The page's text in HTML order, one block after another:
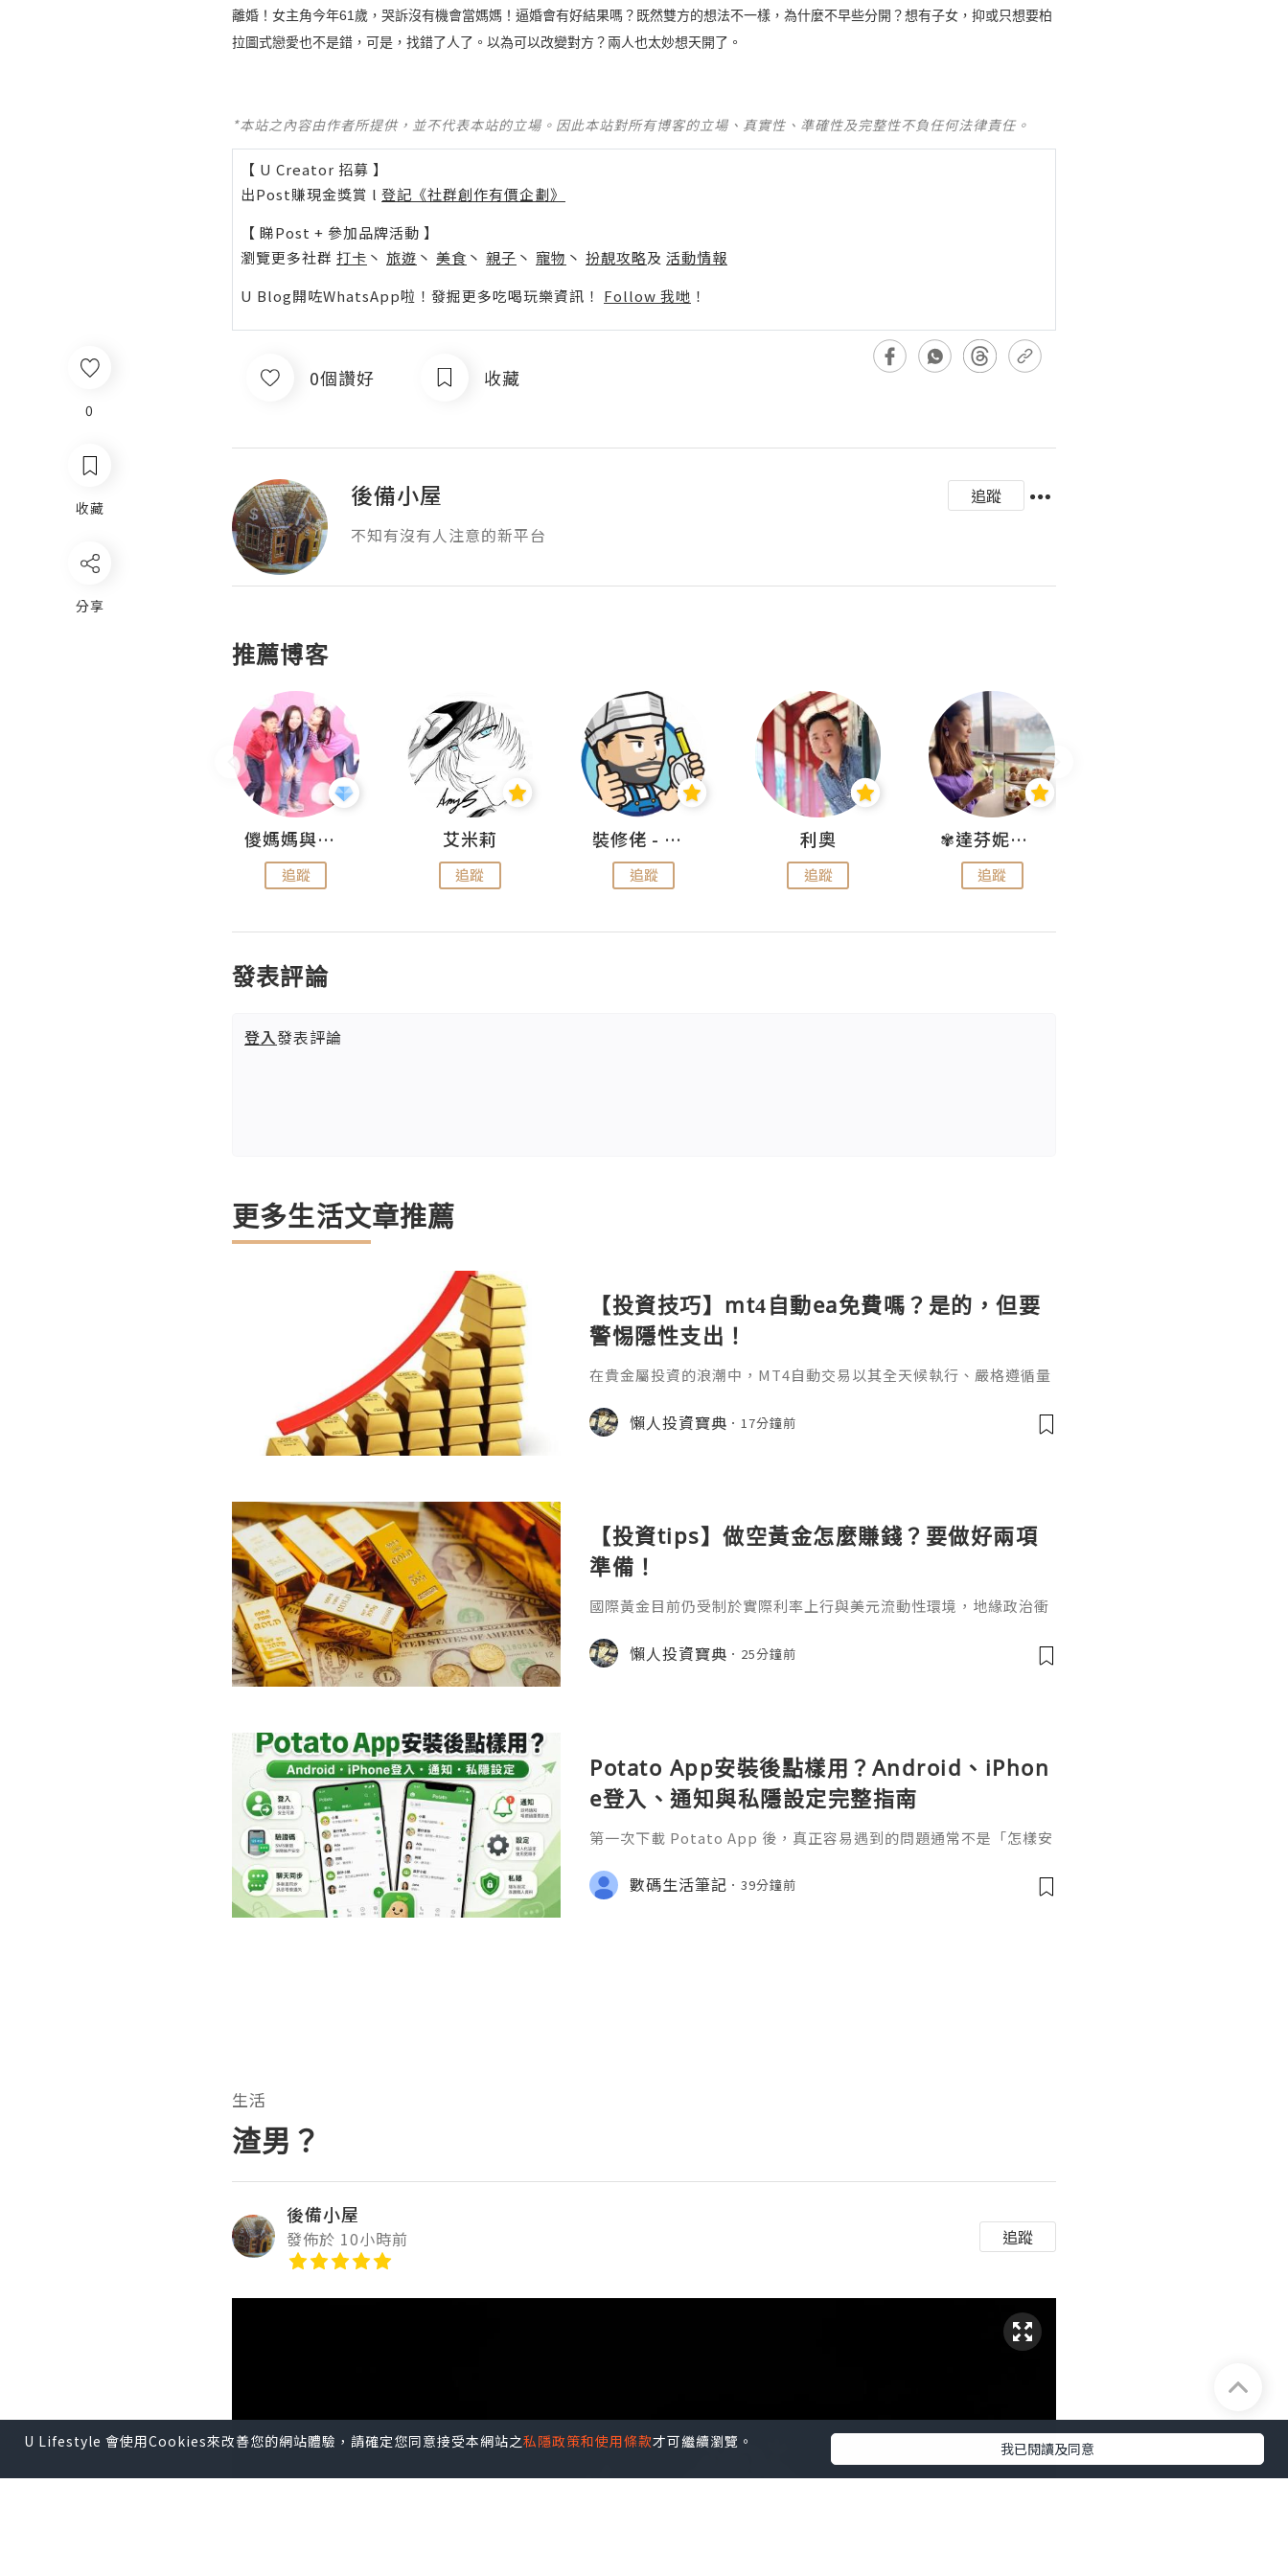
0
收藏
分享
離婚！女主角今年61歲，哭訴沒有機會當媽媽！逼婚會有好結果嗎？既然雙方的想法不一樣，為什麼不早些分開？想有子女，抑或只想要柏
拉圖式戀愛也不是錯，可是，找錯了人了。以為可以改變對方？兩人也太妙想天開了。
*本站之內容由作者所提供，並不代表本站的立場。因此本站對所有博客的立場、真實性、準確性及完整性不負任何法律責任。
【 U Creator 招募 】
出Post賺現金獎賞 l 登記《社群創作有價企劃》
【 睇Post + 參加品牌活動 】
瀏覽更多社群 打卡 丶 旅遊 丶 美食 丶 親子 丶 寵物 丶 扮靚攻略及 活動情報
U Blog開咗WhatsApp啦！發掘更多吃喝玩樂資訊！ Follow 我哋 ！
0個讚好 收藏
後備小屋
追蹤
不知有沒有人注意的新平台
推薦博客
儍媽媽與兩隻小魔怪之家
追蹤
艾米莉
追蹤
裝修佬 - 香港一站式網上裝修平台
追蹤
利奧
追蹤
✾達芬妮•愛孩子•愛生活✾
追蹤
發表評論
登入發表評論
更多生活文章推薦
【投資技巧】mt4自動ea免費嗎？是的，但要
警惕隱性支出！
在貴金屬投資的浪潮中，MT4自動交易以其全天候執行、嚴格遵循量
啟用這把"智能鑰匙"之前，一個最基礎的問題橫亙在每位交易者面前
——mt4自動ea免費嗎？答案並非一句簡單的"是"或"否"所能概括，
懶人投資寶典 17分鐘前
【投資tips】做空黃金怎麼賺錢？要做好兩項
準備！
國際黃金目前仍受制於實際利率上行與美元流動性環境，地緣政治衝
價，因此除非出現衝突明顯緩和或通脹數據顯著回落的現象，否則金
價在中軌下方運行的格局恐怕難以在短期內迅速改變，這也是為什麼
懶人投資寶典 25分鐘前
Potato App安裝後點樣用？Android、iPhon
e登入、通知與私隱設定完整指南
第一次下載 Potato App 後，真正容易遇到的問題通常不是「怎樣安
收不到通知，以及私隱和帳號安全設定應該怎樣處理。
數碼生活筆記 39分鐘前
生活
渣男？
後備小屋
發佈於 10小時前 追蹤
U Lifestyle 會使用Cookies來改善您的網站體驗，請確定您同意接受本網站之私隱政策和使用條款才可繼續瀏覽。 我已閱讀及同意